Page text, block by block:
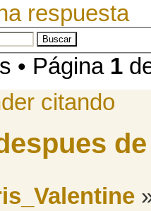
respuesta
• Página 1
citando